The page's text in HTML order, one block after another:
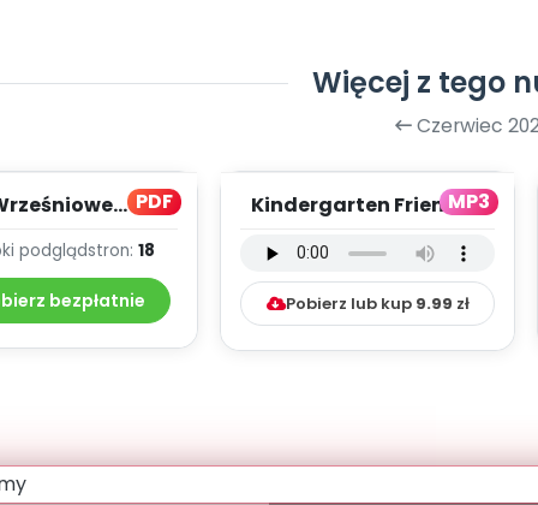
Więcej z tego
Czerwiec
PDF
piosenek
podglądstron: 18
bezpłatnie
MP3
Kindergarten Friends -
(PD, mp3)
Pobierz lub kup 9.99 zł